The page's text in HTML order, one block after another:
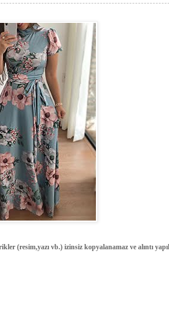
(resim,yazı vb.) izinsiz kopyalanamaz ve alıntı